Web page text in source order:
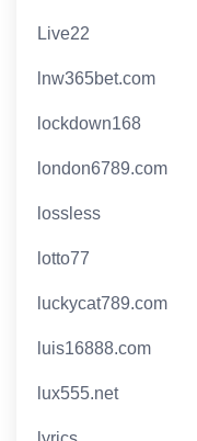
Live22
lnw365bet.com
lockdown168
london6789.com
lossless
lotto77
luckycat789.com
luis16888.com
lux555.net